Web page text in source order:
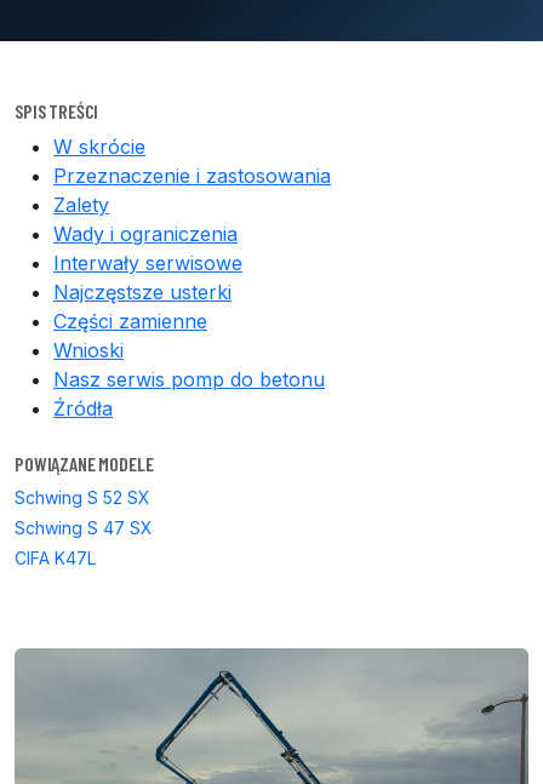
SPIS TREŚCI
W skrócie
Przeznaczenie i zastosowania
Zalety
Wady i ograniczenia
Interwały serwisowe
Najczęstsze usterki
Części zamienne
Wnioski
Nasz serwis pomp do betonu
Źródła
POWIĄZANE MODELE
Schwing S 52 SX
Schwing S 47 SX
CIFA K47L